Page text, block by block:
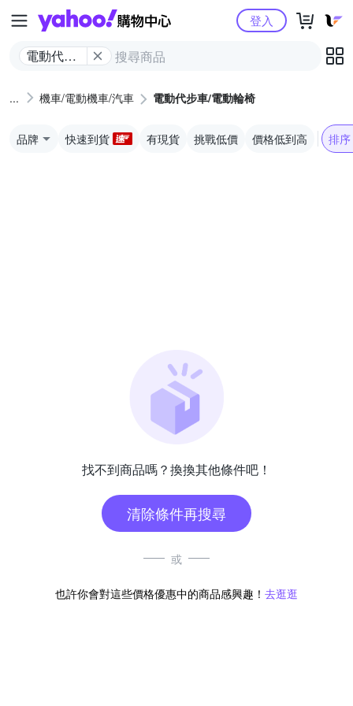
Yahoo購物中心
電動代步
椅
登入
機車/電動機車/汽車 電動代步車/電動輪椅
品牌 快速到貨 有現貨 挑戰低價 價格低到高 排序
找不到商品嗎？換換其他條件吧！
清除條件再搜尋
或
也許你會對這些價格優惠中的商品感興趣！ 去逛逛